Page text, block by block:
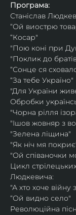
Програма:
Станіслав
“Ой виострю
“Косар"
"Пою коні при
"Поклик до
“Сонце ся
“За тебе Україно"
"Для України
Обробки
"Чорна рілля
"Ішов жовняр з
"Зелена ліщина"
"Як ніч мя
"Ой співаночки
Цикл
Людкевича:
"А хто хоче війну
“Ой видно село"
Революційна